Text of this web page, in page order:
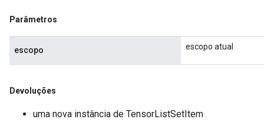
Parâmetros
escopo escopo atual
Devoluções
uma nova instância de TensorListSetItem